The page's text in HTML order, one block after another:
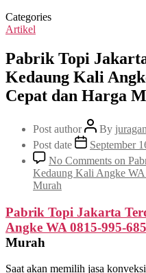
Categories
Artikel
Pabrik Topi
Kedaung Kali
Cepat dan Harga
Post author By
Post date
September
No Comments on
Kedaung Kali Angke WA
Murah
Pabrik Topi Jakarta
Angke WA 0815-995-
Murah
Saat akan memilih jasa